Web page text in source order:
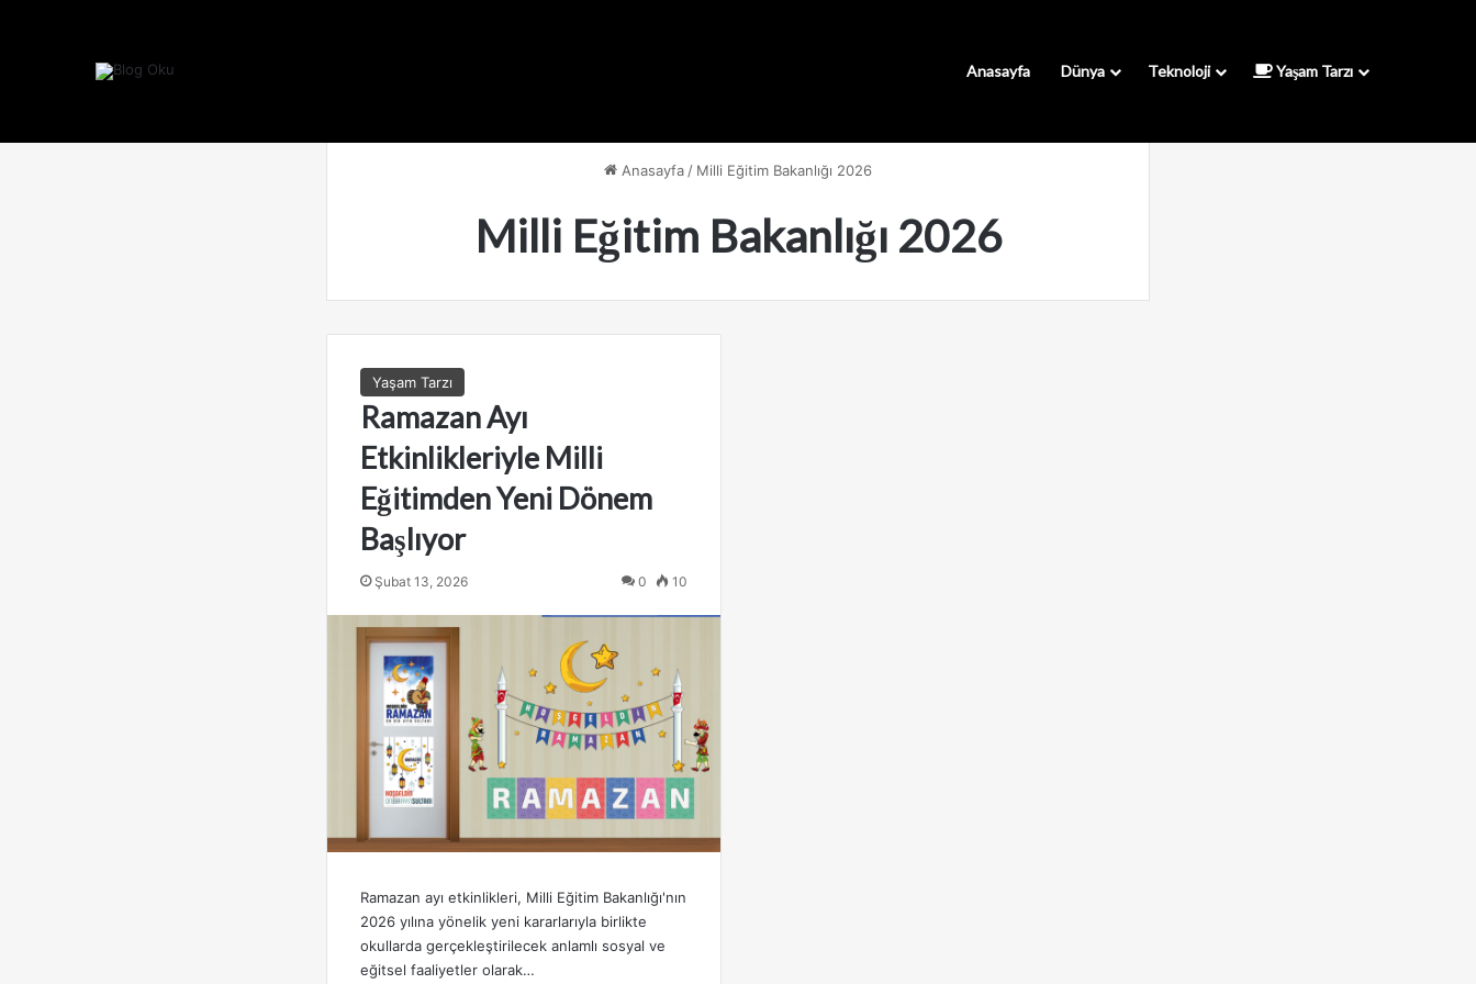
Anasayfa Dünya Teknoloji Yaşam Tarzı
Anasayfa / Milli Eğitim Bakanlığı 2026
Milli Eğitim Bakanlığı 2026
Yaşam Tarzı
Ramazan Ayı
Etkinlikleriyle Milli
Eğitimden Yeni Dönem
Başlıyor
Şubat 13, 2026 0 10
Ramazan ayı etkinlikleri, Milli Eğitim Bakanlığı'nın
2026 yılına yönelik yeni kararlarıyla birlikte
okullarda gerçekleştirilecek anlamlı sosyal ve
eğitsel faaliyetler olarak…